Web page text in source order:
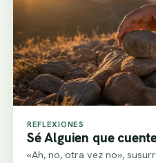
REFLEXIONES
Sé Alguien que
«Ah, no, otra vez no»,